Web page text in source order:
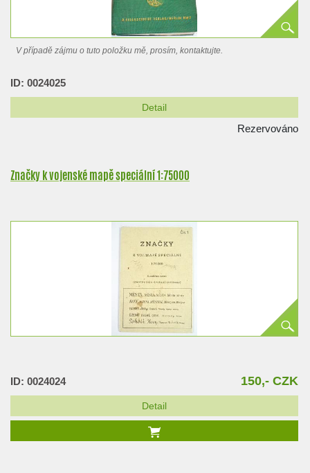
V případě zájmu o tuto položku mě, prosím, kontaktujte.
ID: 0024025
Detail
Rezervováno
Značky k vojenské mapě speciální 1:75000
ID: 0024024 150,- CZK
Detail